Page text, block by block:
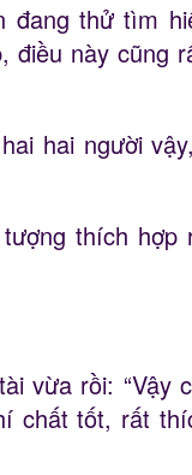
đang thử tìm
điều này cũng
hai người
thích hợp
vừa rồi: “Vậy
chất tốt, rất